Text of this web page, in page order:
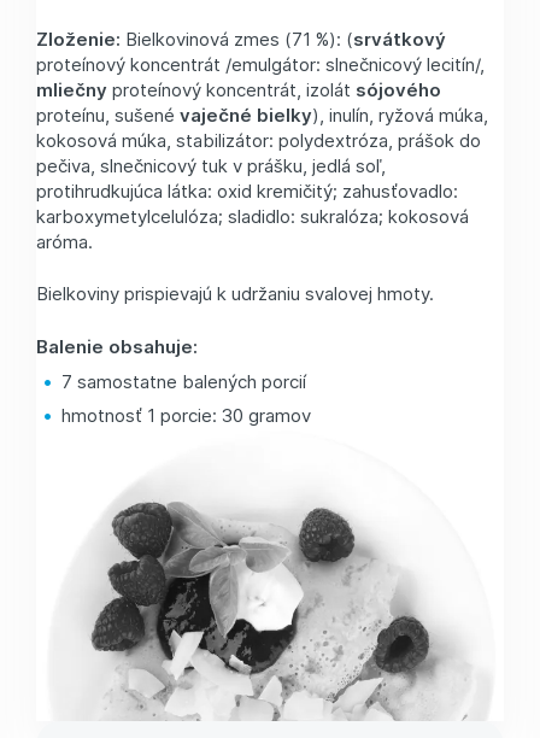
Zloženie: Bielkovinová zmes (71 %): (srvátkový
proteínový koncentrát /emulgátor: slnečnicový lecitín/,
mliečny proteínový koncentrát, izolát sójového
proteínu, sušené vaječné bielky), inulín, ryžová múka,
kokosová múka, stabilizátor: polydextróza, prášok do
pečiva, slnečnicový tuk v prášku, jedlá soľ,
protihrudkujúca látka: oxid kremičitý; zahusťovadlo:
karboxymetylcelulóza; sladidlo: sukralóza; kokosová
aróma.
Bielkoviny prispievajú k udržaniu svalovej hmoty.
Balenie obsahuje:
7 samostatne balených porcií
hmotnosť 1 porcie: 30 gramov